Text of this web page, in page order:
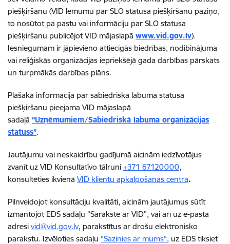
piešķiršanu (VID lēmumu par SLO statusa piešķiršanu paziņo,
to nosūtot pa pastu vai informāciju par SLO statusa
piešķiršanu publicējot VID mājaslapā www.vid.gov.lv).
Iesniegumam ir jāpievieno attiecīgās biedrības, nodibinājuma
vai reliģiskās organizācijas iepriekšējā gada darbības pārskats
un turpmākās darbības plāns.
Plašāka informācija par sabiedriskā labuma statusa
piešķiršanu pieejama VID mājaslapā
sadaļā “Uzņēmumiem/Sabiedriskā labuma organizācijas
statuss”.
Jautājumu vai neskaidrību gadījumā aicinām iedzīvotājus
zvanīt uz VID Konsultatīvo tālruni +371 67120000,
konsultēties ikvienā VID klientu apkalpošanas centrā.
Pilnveidojot konsultāciju kvalitāti, aicinām jautājumus sūtīt
izmantojot EDS sadaļu “Sarakste ar VID”, vai arī uz e-pasta
adresi vid@vid.gov.lv, parakstītus ar drošu elektronisko
parakstu. Izvēloties sadaļu “Sazinies ar mums”, uz EDS tiksiet